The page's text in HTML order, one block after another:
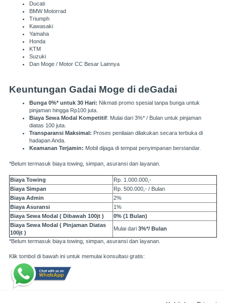
Ducati
BMW Motorrad
Triumph
Kawasaki
Yamaha
Honda
KTM
Suzuki
Dan Moge / Motor CC Besar Lainnya
Keuntungan Gadai Moge di deGadai
Bunga 0%* untuk 30 Hari: Nikmati promo spesial tanpa bunga untuk
pinjaman hingga Rp100 juta.
Biaya Sewa Modal Kompetitif: Mulai dari 3%* / Bulan untuk pinjaman
diatas 100 juta.
Transparansi Maksimal: Proses penilaian dilakukan secara terbuka di
hadapan Anda.
Keamanan Terjamin: Mobil dijaga di tempat penyimpanan berstandar.
*Belum termasuk biaya towing, simpan, asuransi dan layanan.
Biaya Towing
Rp. 1.000.000,-
Biaya Simpan
Rp. 500.000,- / Bulan
Biaya Admin
2%
Biaya Asuransi
1%
Biaya Sewa Modal ( Dibawah 100jt )
0% (1 Bulan)
Biaya Sewa Modal ( Pinjaman Diatas
100jt )
Mulai dari 3%*/ Bulan
*Belum termasuk biaya towing, simpan, asuransi dan layanan.
Klik tombol di bawah ini untuk memulai konsultasi gratis: